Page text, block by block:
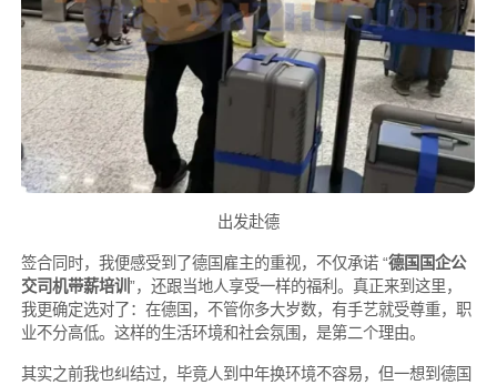
出发赴德
签合同时，我便感受到了德国雇主的重视，不仅承诺 “德国国企公
交司机带薪培训”，还跟当地人享受一样的福利。真正来到这里，
我更确定选对了：在德国，不管你多大岁数，有手艺就受尊重，职
业不分高低。这样的生活环境和社会氛围，是第二个理由。
其实之前我也纠结过，毕竟人到中年换环境不容易，但一想到德国